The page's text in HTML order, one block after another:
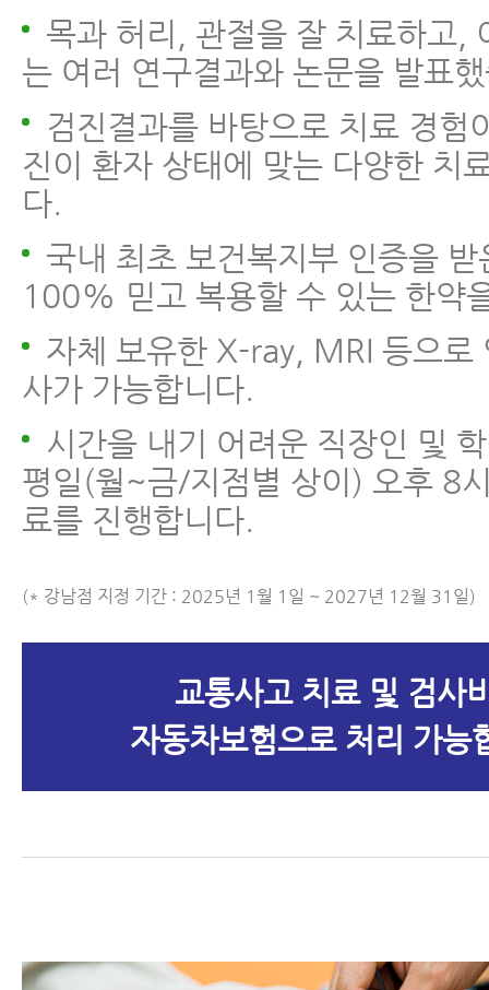
목과 허리, 관절을 잘 치료하고,
는 여러 연구결과와 논문을 발표
검진결과를 바탕으로 치료 경험
진이 환자 상태에 맞는 다양한 치
다.
국내 최초 보건복지부 인증을
100% 믿고 복용할 수 있는 한약
자체 보유한 X-ray, MRI 등으로
사가 가능합니다.
시간을 내기 어려운 직장인 및
평일(월~금/지점별 상이) 오후 8
료를 진행합니다.
(* 강남점 지정 기간 : 2025년 1월 1일 ~ 2027년 12월 31일)
교통사고 치료 및 검사
자동차보험으로 처리 가능